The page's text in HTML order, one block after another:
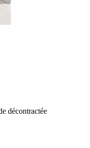
décontractée